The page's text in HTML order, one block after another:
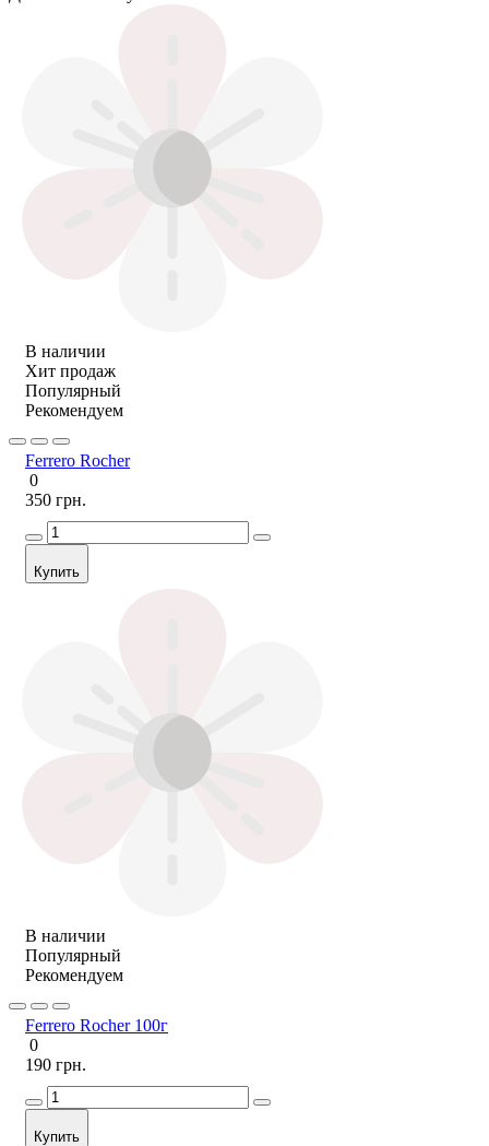
В наличии
Хит продаж
Популярный
Рекомендуем
Ferrero Rocher
0
350 грн.
Купить
В наличии
Популярный
Рекомендуем
Ferrero Rocher 100г
0
190 грн.
Купить